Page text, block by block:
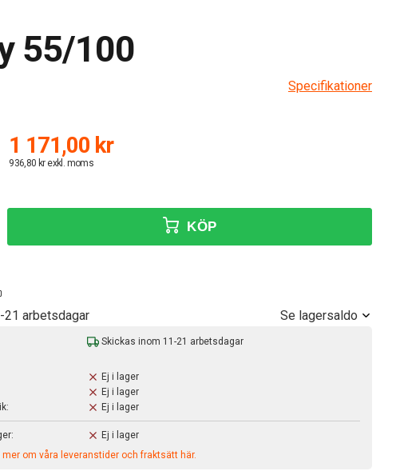
55/100
Specifikationer
1 171,00 kr
936,80 kr exkl. moms
KÖP
21 arbetsdagar Se lagersaldo
Skickas inom 11-21 arbetsdagar
Ej i lager
Ej i lager
Ej i lager
Ej i lager
mer om våra leveranstider och fraktsätt här.